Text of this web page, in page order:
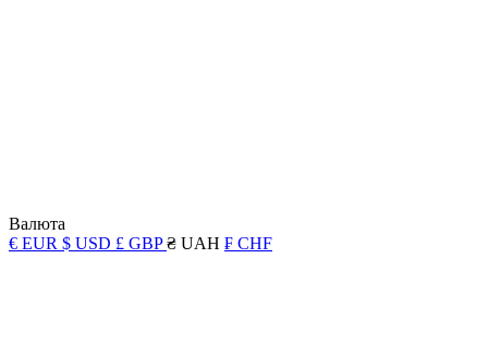
Валюта
€ EUR $ USD £ GBP₴ UAH ₣ CHF